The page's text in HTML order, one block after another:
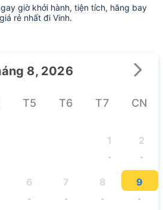
giờ khởi hành, tiện tích, hãng bay
rẻ nhất đi Vinh.
8, 2026
T5 T6 T7 CN
1
-
2
-
6
-
7
-
8
-
9
-